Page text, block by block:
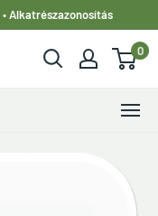
Alkatrészazonosítás
0